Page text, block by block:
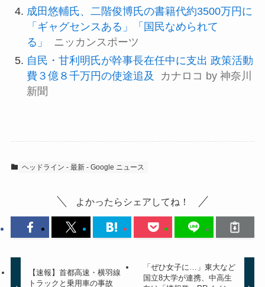
成田悠輔氏、二階俊博氏の書籍代約3500万円に
「ギャグセンスある」「国民なめられて
る」
ニッカンスポーツ
自民・甘利明氏が幹事長在任中に支出 政策活動
費３億８千万円の使途追及
カナロコ by 神奈川
新聞
ヘッドライン - 最新 - Google ニュース
よかったらシェアしてね！
【速報】首都高速・横羽線
トラックと乗用車の事故
「ぜひ女子に…」東大など
国立8大学が連携、中高生